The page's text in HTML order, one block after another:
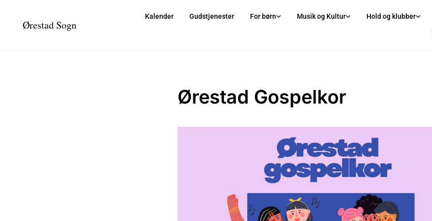
Ørestad Sogn
Kalender Gudstjenester For børn Musik og Kultur Hold og klubber
Ørestad Gospelkor